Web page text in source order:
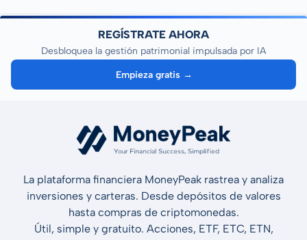
REGÍSTRATE AHORA
Desbloquea la gestión patrimonial impulsada por IA
Empieza gratis →
La plataforma financiera MoneyPeak rastrea y analiza
inversiones y carteras. Desde depósitos de valores
hasta compras de criptomonedas.
Útil, simple y gratuito. Acciones, ETF, ETC, ETN,